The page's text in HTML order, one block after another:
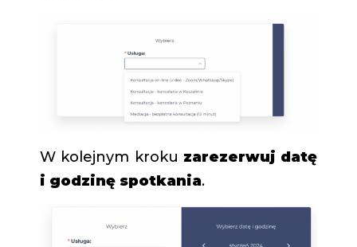
W kolejnym kroku zarezerwuj datę
i godzinę spotkania.